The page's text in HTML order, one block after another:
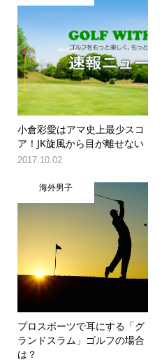
小倉彩愛はアマ史上最少スコ
ア！JK旋風から目が離せない
2017.10.02
海外男子
プロスポーツで耳にする「グ
ランドスラム」ゴルフの場合
は？